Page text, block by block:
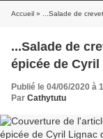
Accueil » ...Salade de
...Salade de
épicée de
Publié le 04/06/2020 à
Par Cathytutu